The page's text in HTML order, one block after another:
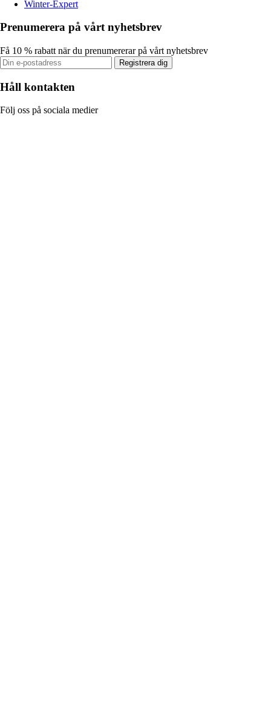
Winter-Expert
Prenumerera på vårt nyhetsbrev
Få 10 % rabatt när du prenumererar på vårt nyhetsbrev
Registrera dig
Håll kontakten
Följ oss på sociala medier